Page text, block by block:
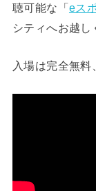
聴可能な「eス
シティへお越し
入場は完全無料